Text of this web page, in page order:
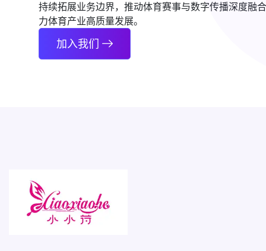
持续拓展业务边界，推动体育赛事与数字传播深度融
力体育产业高质量发展。
加入我们